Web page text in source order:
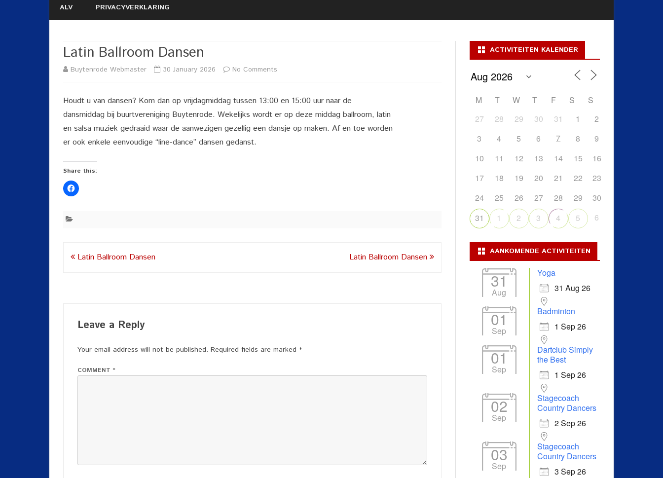
2020 02 29 KOPPEL
ALV PRIVACYVERKLARING
Latin Ballroom Dansen
Buytenrode Webmaster 30 January 2026 No Comments
Ballroom
Dansen
Houdt u van dansen? Kom dan op vrijdagmiddag tussen 13:00 en 15:00 uur naar de
dansmiddag bij buurtvereniging Buytenrode. Wekelijks wordt er op deze middag ballroom, latin
en salsa muziek gedraaid waar de aanwezigen gezellig een dansje op maken. Af en toe worden
er ook enkele eenvoudige “line-dance” dansen gedanst.
Share this:
PostLatin Ballroom Dansen Latin Ballroom Dansen
Leave a Reply
Your email address will not be published. Required fields are marked *
COMMENT *
ACTIVITEITEN KALENDER
M T W T F S
S
27
28 29 30 31 1
2
3
4 5 6 7 8
9
10
11 12 13 14 15
16
17
18 19 20 21 22
23
24
25 26 27 28 29
30
31
1 2 3 4 5 6
AANKOMENDE ACTIVITEITEN
31
Aug
Yoga
31 Aug 26
01
Sep
Badminton
1 Sep 26
01
Sep
Dartclub Simply
the Best
1 Sep 26
02
Sep
Stagecoach
Country Dancers
2 Sep 26
03
Sep
Stagecoach
Country Dancers
3 Sep 26